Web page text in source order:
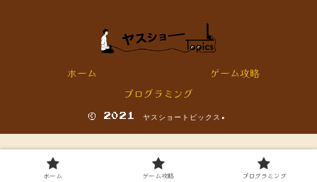
ホーム
ゲーム攻略
プログラミング
© 2021 ヤスショートピックス.
ホーム ゲーム攻略 プログラミング